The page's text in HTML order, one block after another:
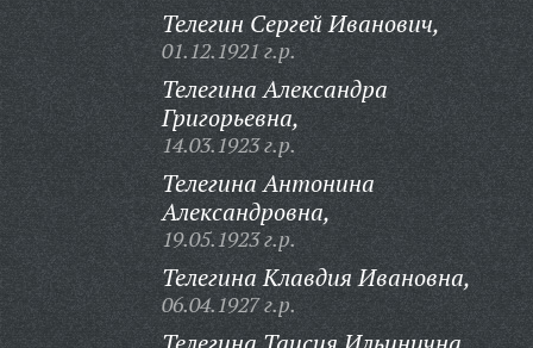
Телегин Сергей Иванович,
01.12.1921 г.р.
Телегина Александра
Григорьевна,
14.03.1923 г.р.
Телегина Антонина
Александровна,
19.05.1923 г.р.
Телегина Клавдия Ивановна,
06.04.1927 г.р.